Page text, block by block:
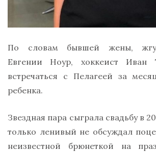
По словам бывшей жены,
Евгении Ноур, хоккеист Иван
встречаться с Пелагеей за
ребенка.
Звездная пара сыграла свадьбу в
только ленивый не обсуждал
неизвестной брюнеткой на